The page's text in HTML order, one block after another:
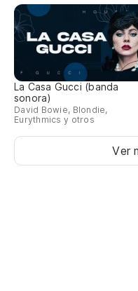
La Casa Gucci (banda
sonora)
David Bowie, Blondie,
Eurythmics y otros
Ver